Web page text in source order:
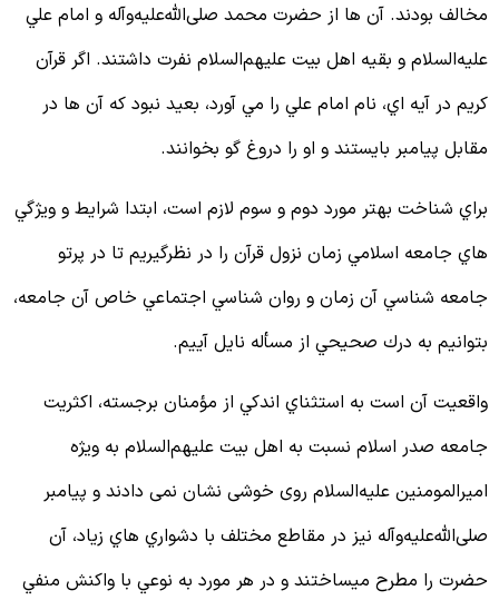
بودند. آن ها از حضرت محمد صلی‌الله‌علیه‌وآله و امام علي
و بقيه اهل بيت عليهم‌السلام نفرت داشتند. اگر قرآن
در آيه اي، نام امام علي را مي آورد، بعيد نبود كه آن ها در
پيامبر بايستند و او را دروغ گو بخوانند.
شناخت بهتر مورد دوم و سوم لازم است، ابتدا شرايط و ويژگي
جامعه اسلامي زمان نزول قرآن را در نظرگيريم تا در پرتو
شناسي آن زمان و روان شناسي اجتماعي خاص آن جامعه،
به درك صحيحي از مسأله نايل آييم.
آن است به استثناي اندكي از مؤمنان برجسته، اكثريت
صدر اسلام نسبت به اهل بيت علیهم‌السلام به ويژه
علیه‌السلام روی خوشی نشان نمی دادند و پيامبر
نيز در مقاطع مختلف با دشواري هاي زياد، آن
را مطرح مي‏ساختند و در هر مورد به نوعي با واكنش منفي